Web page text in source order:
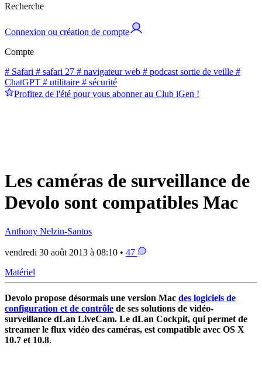
Recherche
Connexion ou création de compte
Compte
# Safari # safari 27 # navigateur web # podcast sortie de veille #
ChatGPT # utilitaire # sécurité
Profitez de l'été pour vous abonner au Club iGen !
Les caméras de surveillance de
Devolo sont compatibles Mac
Anthony Nelzin-Santos
vendredi 30 août 2013 à 08:10 • 47
Matériel
Devolo propose désormais une version Mac des logiciels de
configuration et de contrôle de ses solutions de vidéo-
surveillance dLan LiveCam. Le dLan Cockpit, qui permet de
streamer le flux vidéo des caméras, est compatible avec OS X
10.7 et 10.8.